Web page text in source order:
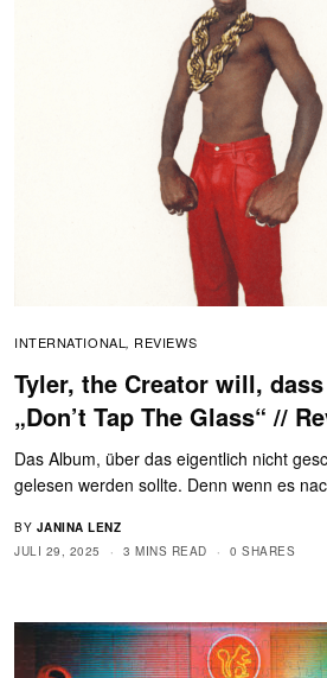
INTERNATIONAL , REVIEWS
Tyler, the Creator will,
„Don’t Tap The Glass“ //
Das Album, über das eigentlich nicht
gelesen werden sollte. Denn wenn es
BY JANINA LENZ
JULI 29, 2025
3 MINS READ 0 SHARES